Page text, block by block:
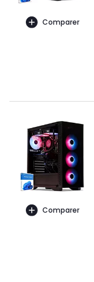
Comparer
Comparer